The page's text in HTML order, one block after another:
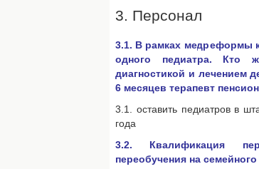
3. Персонал
3.1. В рамках медреформы к
одного педиатра. Кто
диагностикой и лечением
6 месяцев терапевт
3.1. оставить педиатров в
года
3.2. Квалификация
переобучения на